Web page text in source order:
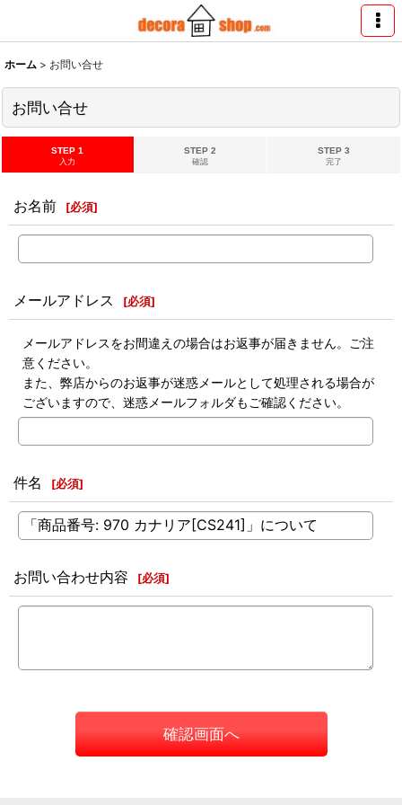
ホーム > お問い合せ
お問い合せ
STEP 1
入力
STEP 2
確認
STEP 3
完了
お名前 [必須]
メールアドレス [必須]
メールアドレスをお間違えの場合はお返事が届きません。ご注
意ください。
また、弊店からのお返事が迷惑メールとして処理される場合が
ございますので、迷惑メールフォルダもご確認ください。
件名 [必須]
お問い合わせ内容 [必須]
確認画面へ